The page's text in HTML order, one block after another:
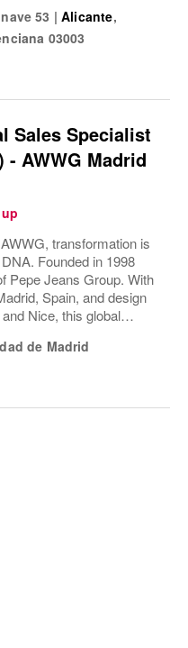
en Av. Maisonnave, 53...
53 | Alicante,
03003
Sales Specialist
- AWWG Madrid
transformation is
Founded in 1998
Pepe Jeans Group. With
Spain, and design
Nice, this global
Hackett, and
de Madrid